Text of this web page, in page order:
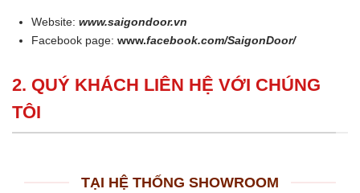
Website:www.saigondoor.vn
Facebook page:www.facebook.com/SaigonDoor/
2. QUÝ KHÁCH LIÊN HỆ VỚI CHÚNG
TÔI
TẠI HỆ THỐNG SHOWROOM